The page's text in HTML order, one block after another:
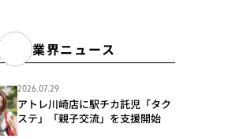
業界ニュース
2026.07.29
アトレ川崎店に駅チカ託児「タク
ステ」「親子交流」を支援開始